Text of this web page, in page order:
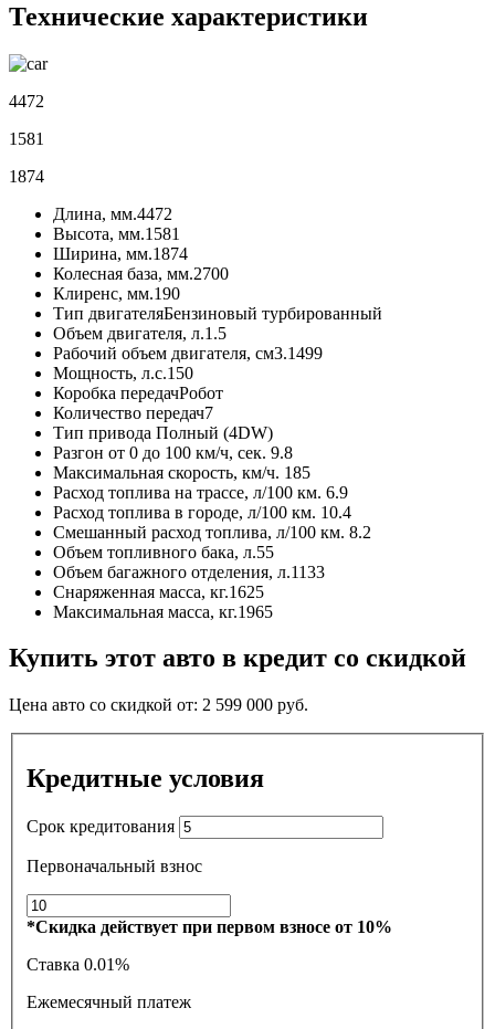
Технические характеристики
4472
1581
1874
Длина, мм.4472
Высота, мм.1581
Ширина, мм.1874
Колесная база, мм.2700
Клиренс, мм.190
Тип двигателяБензиновый турбированный
Объем двигателя, л.1.5
Рабочий объем двигателя, см3.1499
Мощность, л.с.150
Коробка передачРобот
Количество передач7
Тип привода Полный (4DW)
Разгон от 0 до 100 км/ч, сек. 9.8
Максимальная скорость, км/ч. 185
Расход топлива на трассе, л/100 км. 6.9
Расход топлива в городе, л/100 км. 10.4
Смешанный расход топлива, л/100 км. 8.2
Объем топливного бака, л.55
Объем багажного отделения, л.1133
Снаряженная масса, кг.1625
Максимальная масса, кг.1965
Купить этот авто в кредит со скидкой
Цена авто со скидкой от: 2 599 000 руб.
Кредитные условия
Срок кредитования
Первоначальный взнос
*Скидка действует при первом взносе от 10%
Ставка 0.01%
Ежемесячный платеж